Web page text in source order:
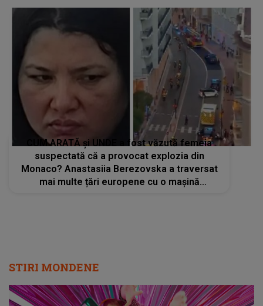
CUM ARATĂ și UNDE a fost văzută femeia
suspectată că a provocat explozia din
Monaco? Anastasiia Berezovska a traversat
mai multe țări europene cu o mașină
STIRI MONDENE